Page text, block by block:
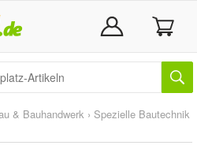
& Bauhandwerk › Spezielle Bautechnik